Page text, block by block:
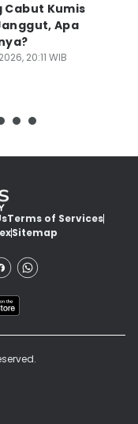
Cabut Kumis
Apa
20:11 WIB
Terms of Services
Sitemap